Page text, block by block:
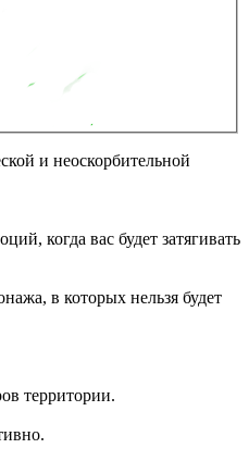
и неоскорбительной
когда вас будет затягивать
в которых нельзя будет
территории.